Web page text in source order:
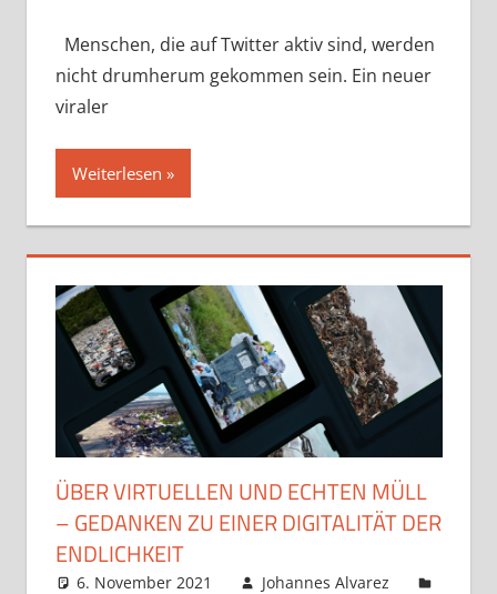
Menschen, die auf Twitter aktiv sind, werden
nicht drumherum gekommen sein. Ein neuer
viraler
Weiterlesen
ÜBER VIRTUELLEN UND ECHTEN MÜLL
– GEDANKEN ZU EINER DIGITALITÄT DER
ENDLICHKEIT
6. November 2021
Johannes Alvarez